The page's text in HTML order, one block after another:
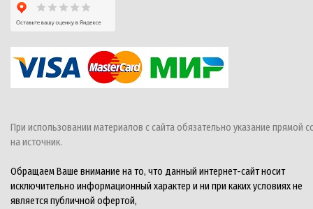
При использовании материалов с сайта обязательно указание прямой
на источник.
Обращаем Ваше внимание на то, что данный интернет-сайт носит
исключительно информационный характер и ни при каких условиях не
является публичной офертой,